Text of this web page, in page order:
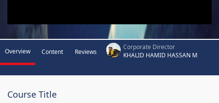
Overview Content Reviews
Corporate Director
KHALID HAMID HASSAN M
Course Title